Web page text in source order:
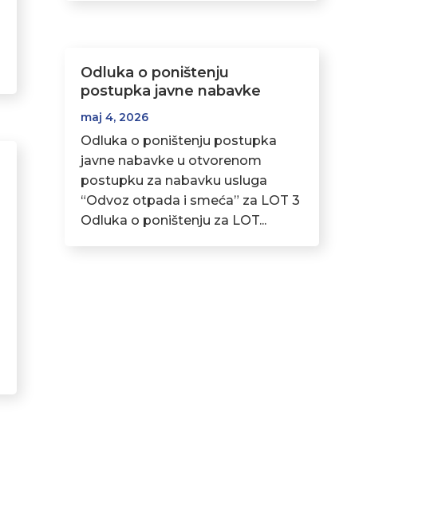
Odluka o poništenju
postupka javne nabavke
maj 4, 2026
Odluka o poništenju postupka
javne nabavke u otvorenom
postupku za nabavku usluga
“Odvoz otpada i smeća” za LOT 3
Odluka o poništenju za LOT...